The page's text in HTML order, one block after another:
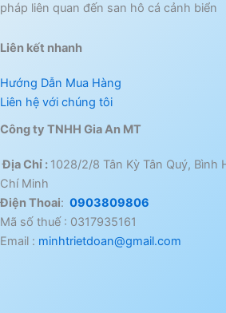
pháp liên quan đến san hô cá cảnh biển
Liên kết nhanh
Hướng Dẫn Mua Hàng
Liên hệ với chúng tôi
Công ty TNHH Gia An MT
Địa Chỉ : 1028/2/8 Tân Kỳ Tân Quý, Bình
Chí Minh
Điện Thoai: 0903809806
Mã số thuế : 0317935161
Email : minhtrietdoan@gmail.com